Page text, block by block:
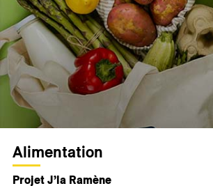
Alimentation
Projet J’la Ramène